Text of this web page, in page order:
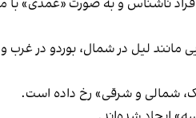
ناشناس و به صورت «عمدی» با
مانند لیل در شمال، بوردو در
شمالی و شرقی» رخ داده است.